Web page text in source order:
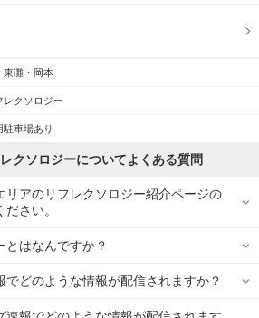
東灘・岡本
レクソロジー
駐車場あり
クソロジーについてよくある質問
リアのリフレクソロジー紹介ページの
さい。
とはなんですか？
でどのような情報が配信されますか？